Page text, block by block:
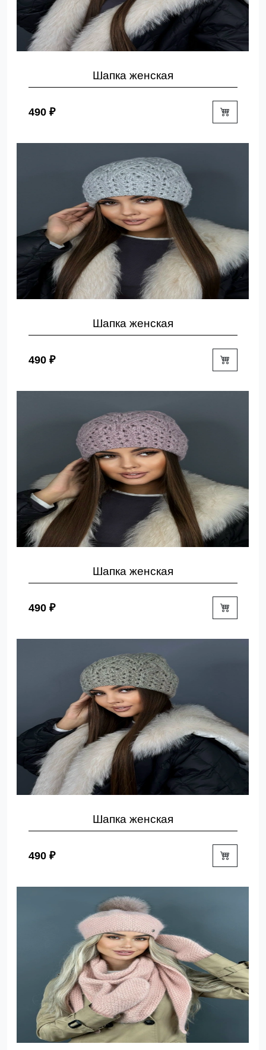
Шапка женская
490 ₽
Шапка женская
490 ₽
Шапка женская
490 ₽
Шапка женская
490 ₽